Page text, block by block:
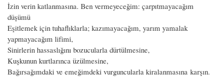
İzin verin katlanmasına. Ben vermeyeceğim: çarpıtmayacağım
düşümü
Eşitlemek için tuhaflıklarla; kazımayacağım, yarım yamalak
yapmayacağım lifimi,
Sinirlerin hassaslığını bozucularla dürtülmesine,
Kuşkunun kurtlarınca üzülmesine,
Bağırsağımdaki ve emeğimdeki vurguncularla kiralanmasına karşın.